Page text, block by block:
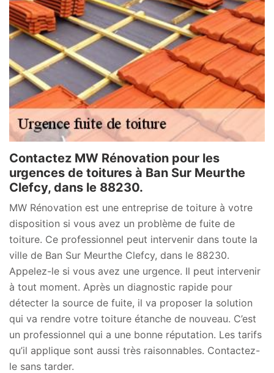
Contactez MW Rénovation pour les
urgences de toitures à Ban Sur Meurthe
Clefcy, dans le 88230.
MW Rénovation est une entreprise de toiture à votre
disposition si vous avez un problème de fuite de
toiture. Ce professionnel peut intervenir dans toute la
ville de Ban Sur Meurthe Clefcy, dans le 88230.
Appelez-le si vous avez une urgence. Il peut intervenir
à tout moment. Après un diagnostic rapide pour
détecter la source de fuite, il va proposer la solution
qui va rendre votre toiture étanche de nouveau. C’est
un professionnel qui a une bonne réputation. Les tarifs
qu’il applique sont aussi très raisonnables. Contactez-
le sans tarder.